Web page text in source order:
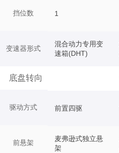
挡位数
变速器形式
底盘转向
驱动方式
前悬架
1
混合动力专用变
速箱(DHT)
前置四驱
麦弗逊式独立悬
架